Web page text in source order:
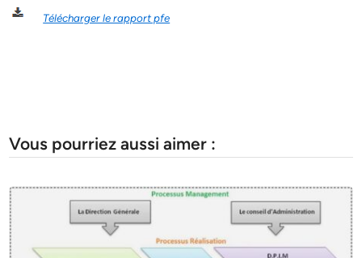
Télécharger le rapport pfe
Vous pourriez aussi aimer :